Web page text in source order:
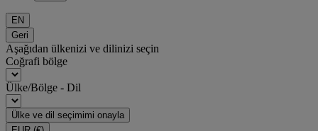
EN
Geri
Aşağıdan ülkenizi ve dilinizi seçin
Coğrafi bölge
Ülke/Bölge - Dil
Ülke ve dil seçimimi onayla